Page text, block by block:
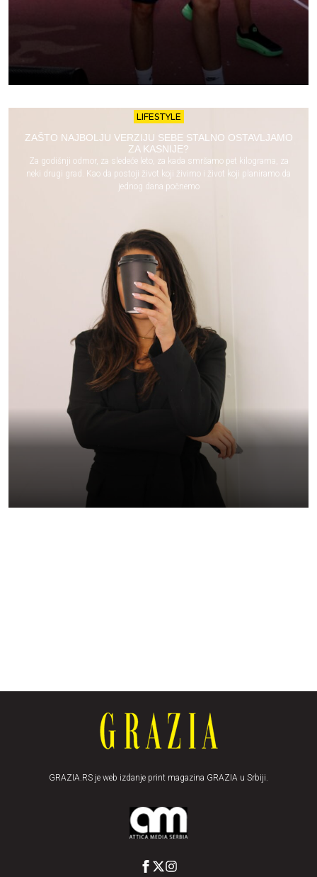
LIFESTYLE
ZAŠTO NAJBOLJU VERZIJU SEBE STALNO OSTAVLJAMO
ZA KASNIJE?
Za godišnji odmor, za sledeće leto, za kada smršamo pet kilograma, za
neki drugi grad. Kao da postoji život koji živimo i život koji planiramo da
jednog dana počnemo
GRAZIA.RS je web izdanje print magazina GRAZIA u Srbiji.